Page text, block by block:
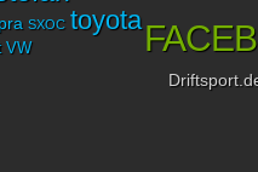
SXOC toyota
VW